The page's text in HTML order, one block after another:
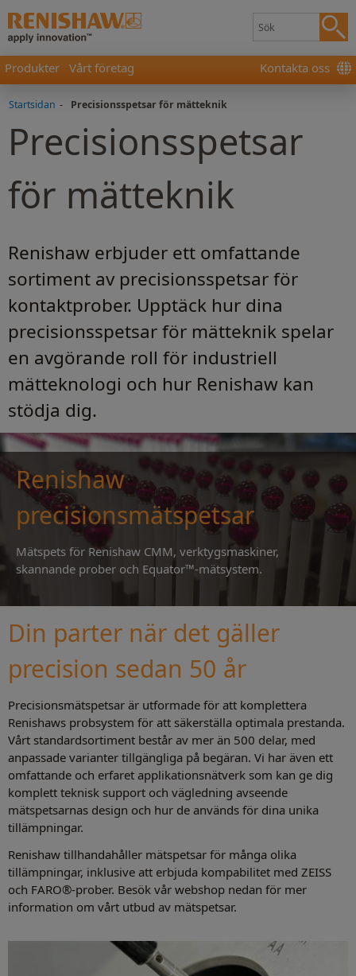
Produkter Vårt företag Kontakta oss
Startsidan - Precisionsspetsar för mätteknik
Precisionsspetsar
för mätteknik
Renishaw erbjuder ett omfattande
sortiment av precisionsspetsar för
kontaktprober. Upptäck hur dina
precisionsspetsar för mätteknik spelar
en avgörande roll för industriell
mätteknologi och hur Renishaw kan
stödja dig.
Renishaw
precisionsmätspetsar
Mätspets för Renishaw CMM, verktygsmaskiner,
skannande prober och Equator™-mätsystem.
Din parter när det gäller
precision sedan 50 år
Precisionsmätspetsar är utformade för att komplettera
Renishaws probsystem för att säkerställa optimala prestanda.
Vårt standardsortiment består av mer än 500 delar, med
anpassade varianter tillgängliga på begäran. Vi har även ett
omfattande och erfaret applikationsnätverk som kan ge dig
komplett teknisk support och vägledning avseende
mätspetsarnas design och hur de används för dina unika
tillämpningar.
Renishaw tillhandahåller mätspetsar för många olika
tillämpningar, inklusive att erbjuda kompabilitet med ZEISS
och FARO®-prober. Besök vår webshop nedan för mer
information om vårt utbud av mätspetsar.